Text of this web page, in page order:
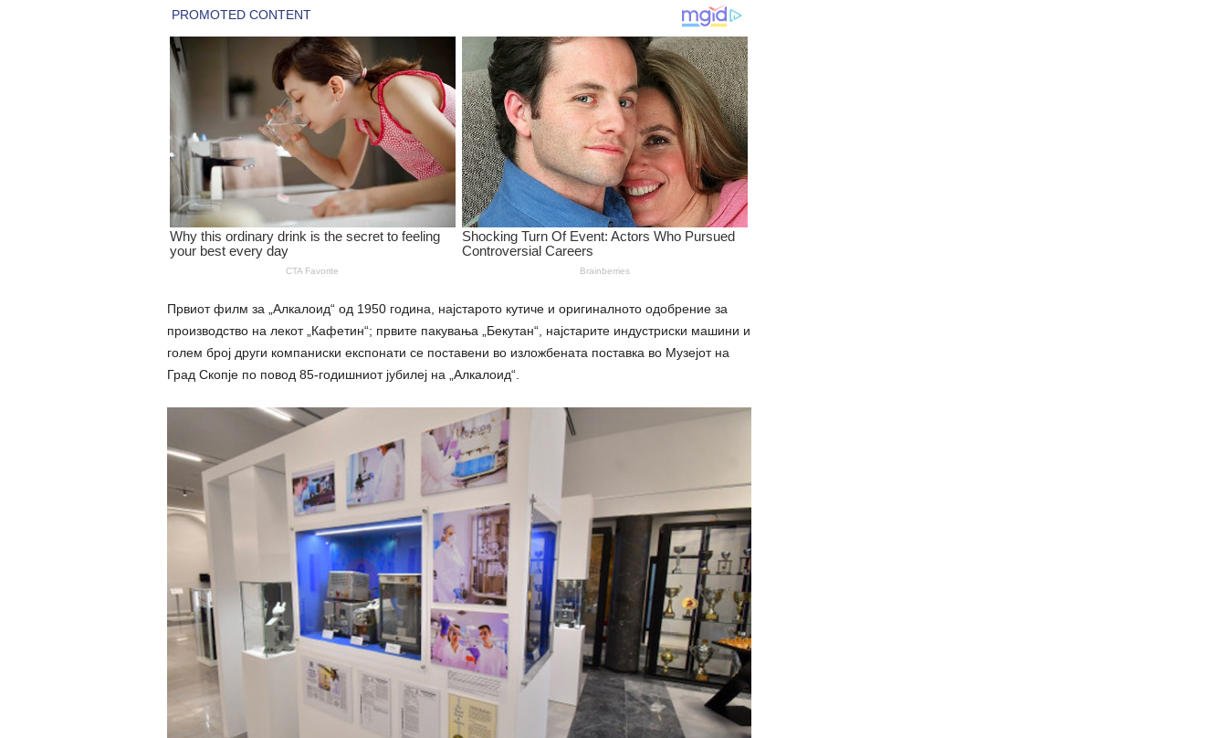
Првиот филм за „Алкалоид“ од 1950 година, најстарото кутиче и оригиналното одобрение за
производство на лекот „Кафетин“; првите пакувања „Бекутан“, најстарите индустриски машини и
голем број други компаниски експонати се поставени во изложбената поставка во Музејот на
Град Скопје по повод 85-годишниот јубилеј на „Алкалоид“.